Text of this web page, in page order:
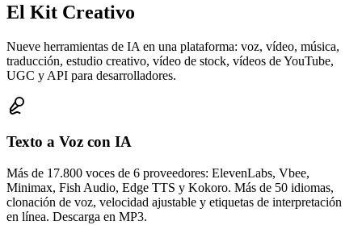
El Kit Creativo
Nueve herramientas de IA en una plataforma: voz, vídeo, música,
traducción, estudio creativo, vídeo de stock, vídeos de YouTube,
UGC y API para desarrolladores.
Texto a Voz con IA
Más de 17.800 voces de 6 proveedores: ElevenLabs, Vbee,
Minimax, Fish Audio, Edge TTS y Kokoro. Más de 50 idiomas,
clonación de voz, velocidad ajustable y etiquetas de interpretación
en línea. Descarga en MP3.